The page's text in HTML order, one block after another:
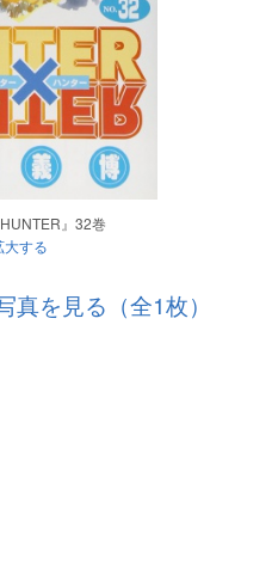
』32巻
大する
真を見る（全1枚）